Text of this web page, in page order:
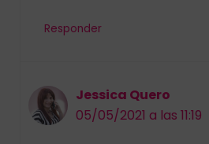
Responder
Jessica Quero
05/05/2021 a las 11:19